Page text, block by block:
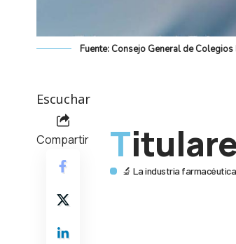
Fuente: Consejo General de Colegios
Escuchar
Compartir
🔬 La industria